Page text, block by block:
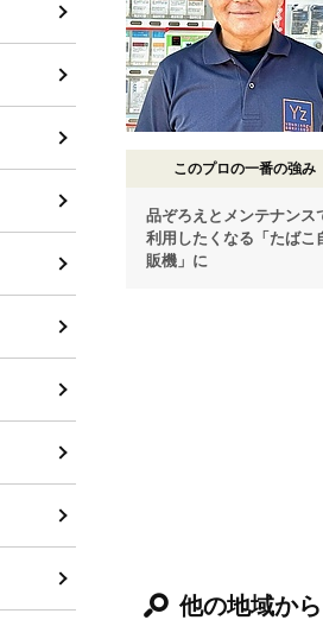
このプロの一番の強み
品ぞろえとメンテナンス
利用したくなる「たばこ
販機」に
他の地域か